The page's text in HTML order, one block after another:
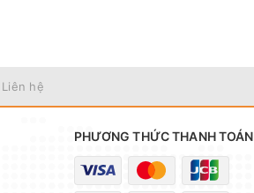
Liên hệ
PHƯƠNG THỨC THANH TOÁN